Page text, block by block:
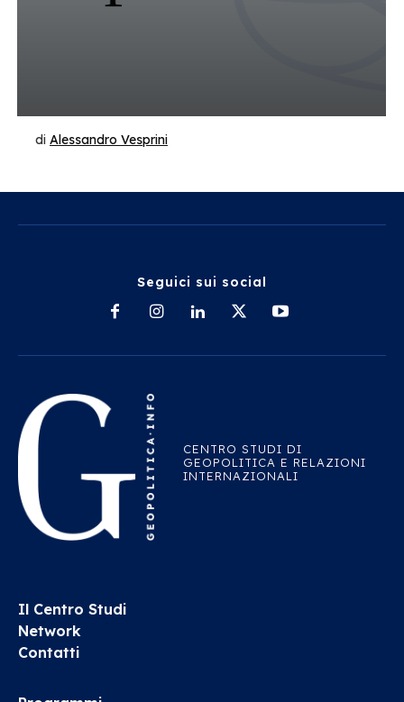
di Alessandro Vesprini
Seguici sui social
CENTRO STUDI DI
GEOPOLITICA E RELAZIONI
INTERNAZIONALI
Il Centro Studi
Network
Contatti